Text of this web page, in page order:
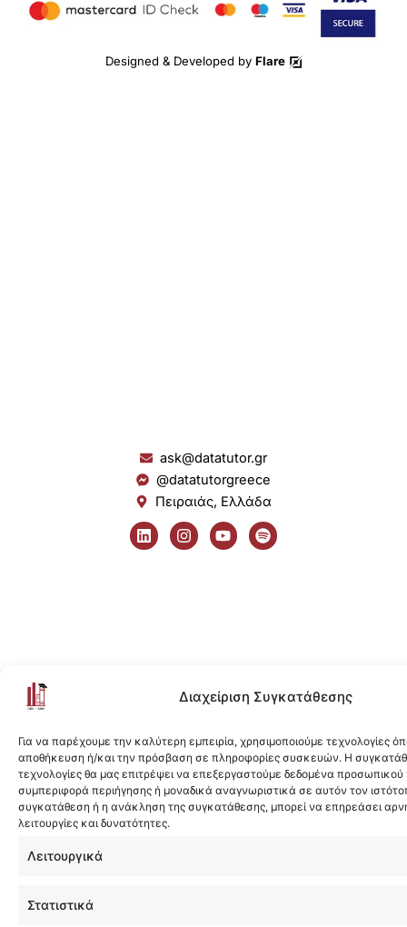
Διαχείριση Συγκατάθεσης
Για να παρέχουμε την καλύτερη εμπειρία, χρησιμοποιούμε τεχνολογίες
αποθήκευση ή/και την πρόσβαση σε πληροφορίες συσκευών. Η
τεχνολογίες θα μας επιτρέψει να επεξεργαστούμε δεδομένα
συμπεριφορά περιήγησης ή μοναδικά αναγνωριστικά σε αυτόν τον
συγκατάθεση ή η ανάκληση της συγκατάθεσης, μπορεί να επηρεάσει
λειτουργίες και δυνατότητες.
Λειτουργικά
Στατιστικά
Designed & Developed by Flare
ask@datatutor.gr
@datatutorgreece
Πειραιάς, Ελλάδα
L
i
n
I
n
s
Y
o
u
S
p
o